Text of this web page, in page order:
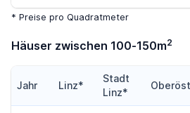
* Preise pro Quadratmeter
Häuser zwischen 100-150m2
Jahr Linz*
Stadt
Linz*